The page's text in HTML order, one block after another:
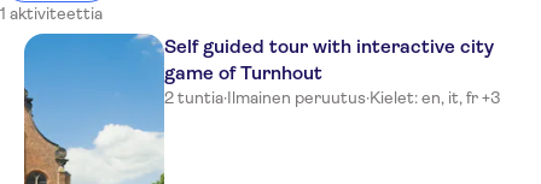
Dutch
1 aktiviteettia
Self guided tour with interactive city
game of Turnhout
2 tuntia·Ilmainen peruutus·Kielet: en, it, fr +3